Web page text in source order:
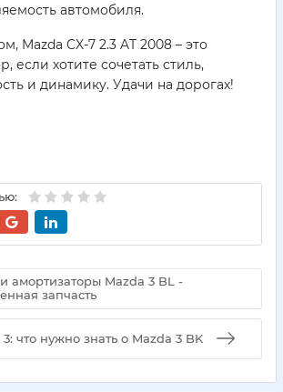
автомобиля.
Mazda CX-7 2.3 AT 2008 – это
если хотите сочетать стиль,
и динамику. Удачи на дорогах!
амортизаторы Mazda 3 BL -
запчасть
что нужно знать о Mazda 3 BK